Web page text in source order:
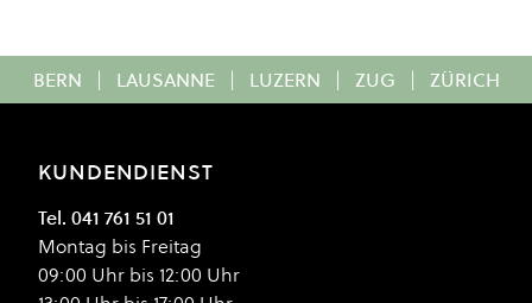
BERN | LAUSANNE | LUZERN | ZUG | ZÜRICH
KUNDENDIENST
Tel. 041 761 51 01
Montag bis Freitag
09:00 Uhr bis 12:00 Uhr